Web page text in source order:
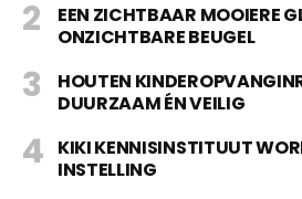
EEN ZICHTBAAR MOOIERE
ONZICHTBARE BEUGEL
HOUTEN
DUURZAAM ÉN VEILIG
KIKI KENNISINSTITUUT
INSTELLING